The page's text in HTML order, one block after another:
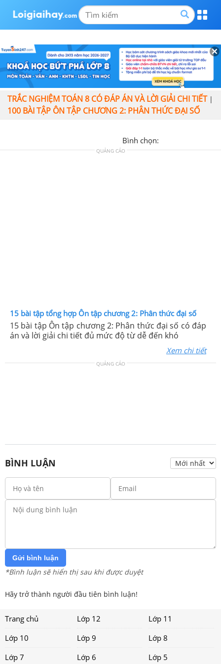
TRẮC NGHIỆM TOÁN 8 CÓ ĐÁP ÁN VÀ LỜI GIẢI CHI TIẾT|
100 BÀI TẬP ÔN TẬP CHƯƠNG 2: PHÂN THỨC ĐẠI SỐ
Bình chọn:
QUẢNG CÁO
15 bài tập tổng hợp Ôn tập chương 2: Phân thức đại số
15 bài tập Ôn tập chương 2: Phân thức đại số có đáp
án và lời giải chi tiết đủ mức độ từ dễ đến khó
Xem chi tiết
QUẢNG CÁO
BÌNH LUẬN
Gửi bình luận
*Bình luận sẽ hiển thị sau khi được duyệt
Hãy trở thành người đầu tiên bình luận!
Trang chủ Lớp 12
Lớp 11
Lớp 10
Lớp 9
Lớp 8
Lớp 7
Lớp 6 Lớp 5